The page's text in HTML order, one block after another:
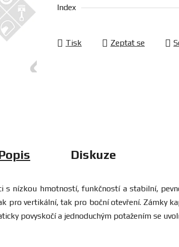
Index
Tisk Zeptat se
Diskuze
s nízkou hmotností, funkčností a stabilní,
pro vertikální, tak pro boční otevření. Zámky
povyskočí a jednoduchým potažením se